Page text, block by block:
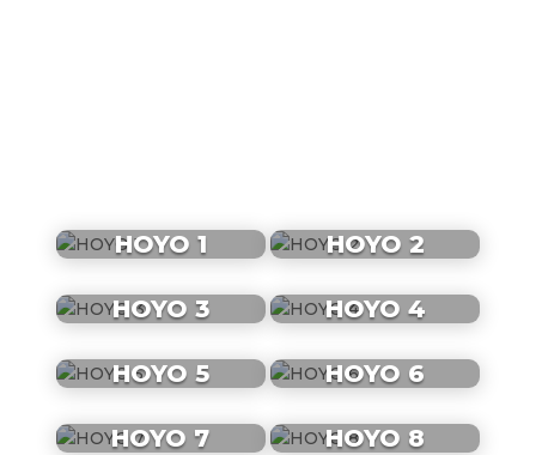
HOYO 1 HOYO 2
HOYO 3 HOYO 4
HOYO 5 HOYO 6
HOYO 7 HOYO 8